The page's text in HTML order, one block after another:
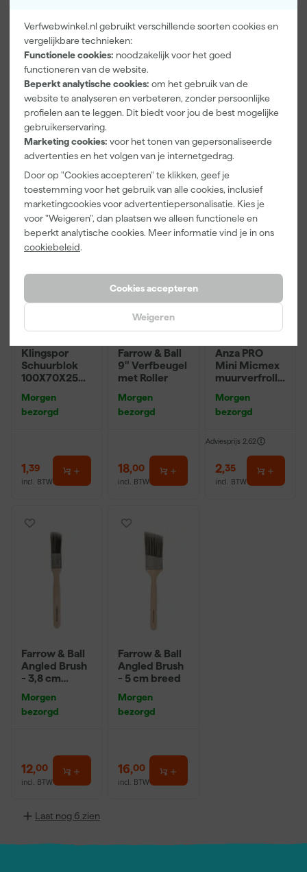
Verfwebwinkel.nl gebruikt verschillende soorten cookies en
vergelijkbare technieken:
Functionele cookies: noodzakelijk voor het goed
functioneren van de website.
Beperkt analytische cookies: om het gebruik van de
website te analyseren en verbeteren, zonder persoonlijke
profielen aan te leggen. Dit biedt voor jou de best mogelijke
gebruikerservaring.
Marketing cookies: voor het tonen van gepersonaliseerde
advertenties en het volgen van je internetgedrag.
Door op "Cookies accepteren" te klikken, geef je
toestemming voor het gebruik van alle cookies, inclusief
marketingcookies voor advertentiepersonalisatie. Kies je
voor "Weigeren", dan plaatsen we alleen functionele en
beperkt analytische cookies. Meer informatie vind je in ons
cookiebeleid.
Cookies accepteren
Weigeren
Paintura
Lucamax
Washi tape -
50mx24mm
Morgen
bezorgd
Adviesprijs 6,00
incl. BTW
Farrow & Ball
F&B
Kleurenwaaie
r
Morgen
bezorgd
incl. BTW
Go!Paint Roll
Verfbak -
12cm Roller -
0,5L + 5
Inzetbakken
Morgen
bezorgd
incl. BTW
Klingspor
Schuurblok
100X70X25m
P220
Morgen
bezorgd
1,39
incl. BTW
Farrow & Ball
9" Verfbeugel
met Roller
Morgen
bezorgd
18,00
incl. BTW
Anza PRO
Mini Micmex
muurverfrolle
Morgen
bezorgd
Adviesprijs 2,62
2,35
incl. BTW
Farrow & Ball
Angled Brush
- 3,8 cm
Morgen
bezorgd
12,00
incl. BTW
Farrow & Ball
Angled Brush
- 5 cm breed
Morgen
bezorgd
16,00
incl. BTW
Laat nog 6 zien